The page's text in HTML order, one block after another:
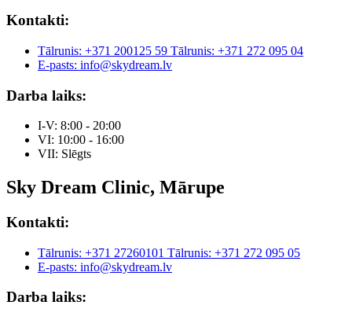
Kontakti:
Tālrunis: +371 200125 59 Tālrunis: +371 272 095 04
E-pasts: info@skydream.lv
Darba laiks:
I-V: 8:00 - 20:00
VI: 10:00 - 16:00
VII: Slēgts
Sky Dream Clinic, Mārupe
Kontakti:
Tālrunis: +371 27260101 Tālrunis: +371 272 095 05
E-pasts: info@skydream.lv
Darba laiks: